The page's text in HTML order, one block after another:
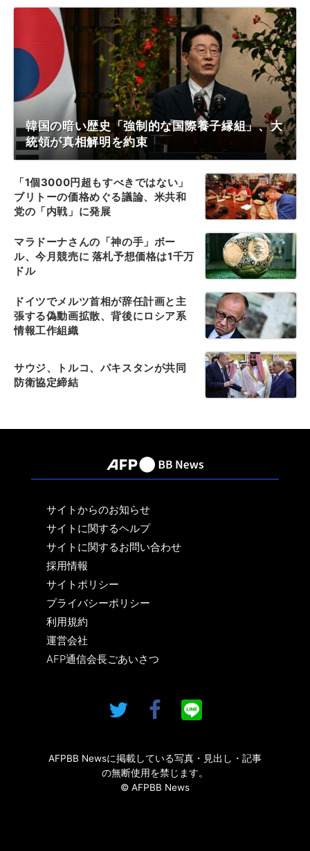
韓国の暗い歴史「強制的な国際養子縁組」、大
統領が真相解明を約束
「1個3000円超もすべきではない」
ブリトーの価格めぐる議論、米共和
党の「内戦」に発展
マラドーナさんの「神の手」ボー
ル、今月競売に 落札予想価格は1千万
ドル
ドイツでメルツ首相が辞任計画と主
張する偽動画拡散、背後にロシア系
情報工作組織
サウジ、トルコ、パキスタンが共同
防衛協定締結
サイトからのお知らせ
サイトに関するヘルプ
サイトに関するお問い合わせ
採用情報
サイトポリシー
プライバシーポリシー
利用規約
運営会社
AFP通信会長ごあいさつ
AFPBB Newsに掲載している写真・見出し・記事
の無断使用を禁じます。
© AFPBB News